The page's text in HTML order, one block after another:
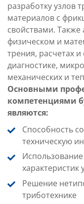
Учебная
разработку узлов
материалов с
свойствами.
физическом и
трения, расчетах
диагностике,
механических и
Основными
компетенциями
являются:
Способность
техническую
характеристик
Решение
триботехнике